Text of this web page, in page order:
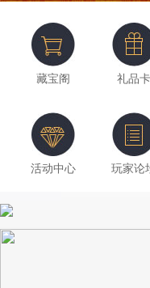
藏宝阁 礼品卡
活动中心 玩家论